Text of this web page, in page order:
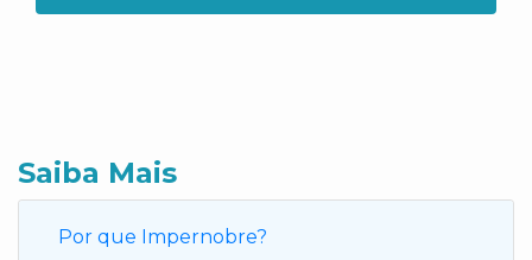
Saiba Mais
Por que Impernobre?